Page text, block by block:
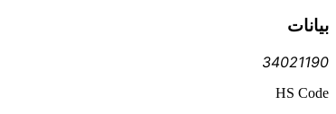
بيانات
34021190
HS Code